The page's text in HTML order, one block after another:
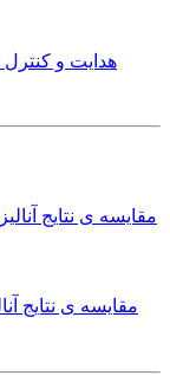
هدايت و كنترل
مقایسه ی‌ نتایج